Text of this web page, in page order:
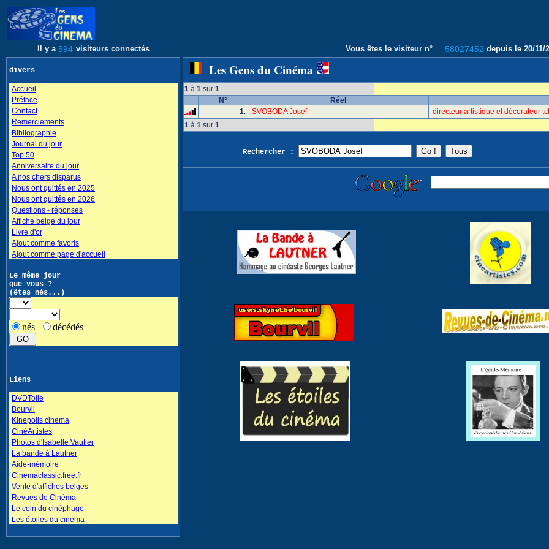
Il y a 594 visiteurs connectés Vous êtes le visiteur n° 58027452 depuis le 20/11/
divers
Accueil
Préface
Contact
Remerciements
Bibliographie
Journal du jour
Top 50
Anniversaire du jour
A nos chers disparus
Nous ont quittés en 2025
Nous ont quittés en 2026
Questions - réponses
Affiche belge du jour
Livre d'or
Ajout comme favoris
Ajout comme page d'accueil
Le même jour
que vous ?
(êtes nés...)
nés décédés
Liens
DVDToile
Bourvil
Kinepolis cinema
CinéArtistes
Photos d'Isabelle Vautier
La bande à Lautner
Aide-mémoire
Cinemaclassic.free.fr
Vente d'affiches belges
Revues de Cinéma
Le coin du cinéphage
Les étoiles du cinema
Les Gens du Cinéma
1 à 1 sur 1
N°
Réel
1. SVOBODA Josef
directeur artistique et décorateur
1 à 1 sur 1
Rechercher :